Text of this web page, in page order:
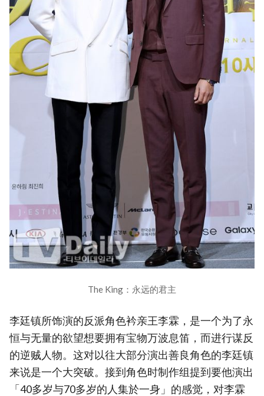
The King：永远的君主
李廷镇所饰演的反派角色衿亲王李霖，是一个为了永
恒与无量的欲望想要拥有宝物万波息笛，而进行谋反
的逆贼人物。这对以往大部分演出善良角色的李廷镇
来说是一个大突破。接到角色时制作组提到要他演出
「40多岁与70多岁的人集於一身」的感觉，对李霖